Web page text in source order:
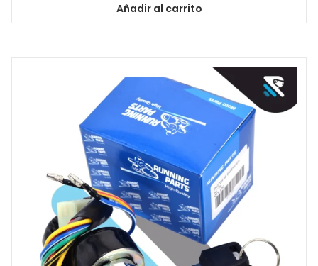
Añadir al carrito